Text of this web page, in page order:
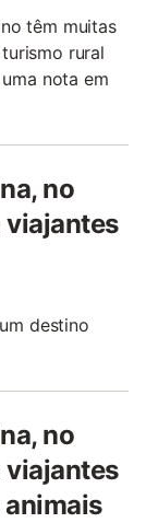
têm muitas
rural
nota em
no
viajantes
destino
no
viajantes
animais